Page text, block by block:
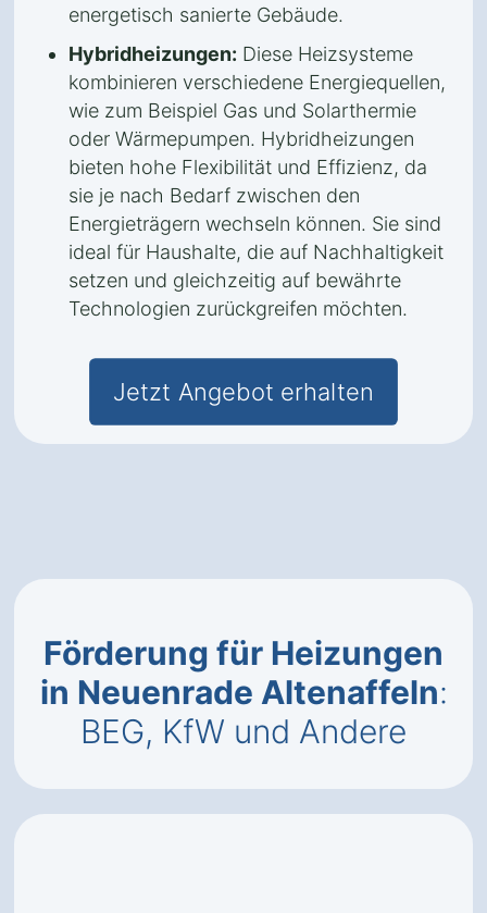
energetisch sanierte Gebäude.
Hybridheizungen: Diese Heizsysteme
kombinieren verschiedene Energiequellen,
wie zum Beispiel Gas und Solarthermie
oder Wärmepumpen. Hybridheizungen
bieten hohe Flexibilität und Effizienz, da
sie je nach Bedarf zwischen den
Energieträgern wechseln können. Sie sind
ideal für Haushalte, die auf Nachhaltigkeit
setzen und gleichzeitig auf bewährte
Technologien zurückgreifen möchten.
Jetzt Angebot erhalten
Förderung für Heizungen
in Neuenrade Altenaffeln:
BEG, KfW und Andere